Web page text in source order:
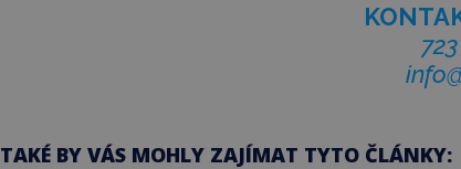
TAKÉ BY VÁS MOHLY ZAJÍMAT TYTO ČLÁNKY: